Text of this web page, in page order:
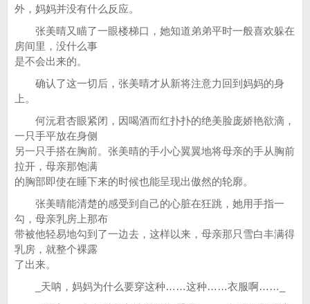
外，妈妈并没有什么反应。
张美晴又瞄了一眼楼梯口，她知道弟弟平时一般喜欢躲在
房间里，没什么事
是不会出来的。
确认了这一切后，张美晴才从新将注意力回到妈妈的身
上。
何沅君杏眼紧闭，因喝酒而红扑扑的绝美脸庞娇艳欲滴，
一只手平放在身侧
另一只手搭在胸前。张美晴的手小心翼翼地将母亲的手从胸前
拉开，母亲那饱满
的胸部即使在睡下来的时候也能呈现出傲然的轮廓。
张美晴能清楚的感受到自己的心脏在狂跳，她用手指一
勾，母亲乳房上那布
带被他轻易地勾到了一边去，这样以来，母亲那只雪白丰满得
乳房，就整个裸露
了出来。
_天呐，妈妈为什么要穿这种……这种……衣服啊……_